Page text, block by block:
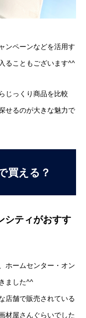
ンペーンなどを活用す
ることもございます^^
じっくり商品を比較
せるのが大きな魅力で
買える？
シティがおすす
ホームセンター・オン
ました^^
店舗で販売されている
材屋さんぐらいでした